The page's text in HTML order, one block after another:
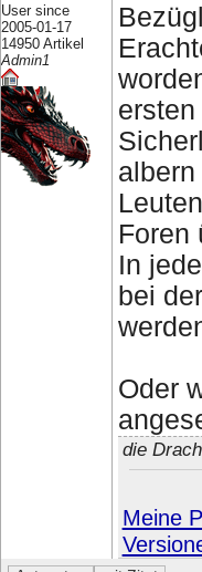
User since
2005-01-17
14950 Artikel
Admin1
Foren
In
bei
Oder
die
Meine